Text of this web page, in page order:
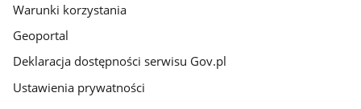
Warunki korzystania
Geoportal
Deklaracja dostępności serwisu Gov.pl
Ustawienia prywatności